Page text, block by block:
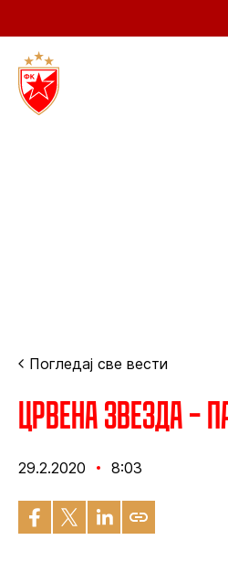
Погледај све вести
Црвена звезда –
29.2.2020 8:03